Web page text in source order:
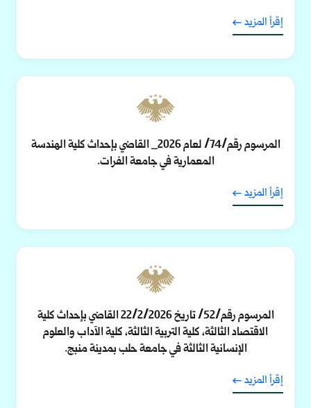
إقرأ المزيد
المرسوم رقم/74/ لعام 2026_ القاضي بإحداث كلية الهندسة
المعمارية في جامعة الفرات.
إقرأ المزيد
المرسوم رقم/52/ تاريخ 22/2/2026 القاضي بإحداث كلية
الاقتصاد الثالثة، كلية التربية الثالثة، كلية الآداب والعلوم
الإنسانية الثالثة في جامعة حلب بمدينة منبج.
إقرأ المزيد